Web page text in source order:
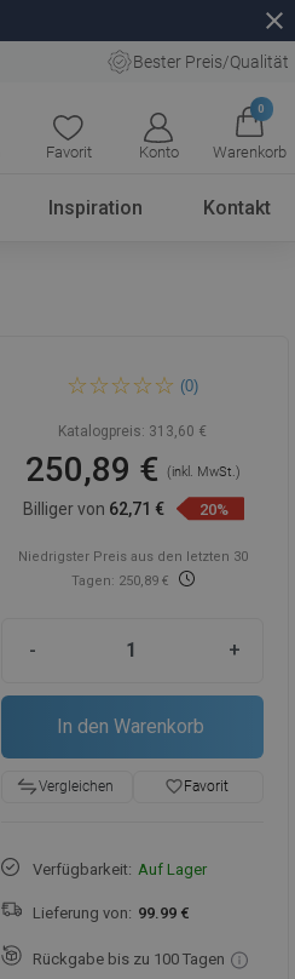
close
Bester Preis/Qualität
Favorit Konto
0
Warenkorb
Inspiration Kontakt
mit Ablage Walk-in 100 x 200
schwarz - 800-100-121-70-35
(0)
Katalogpreis: 313,60 €
250,89 € (inkl. MwSt.)
Billiger von 62,71 € 20%
Niedrigster Preis aus den letzten 30
Tagen: 250,89 €
- +
In den Warenkorb
Vergleichen favorite_borderFavorit
Verfügbarkeit: Auf Lager
Lieferung von: 99.99 €
Rückgabe bis zu 100 Tagen